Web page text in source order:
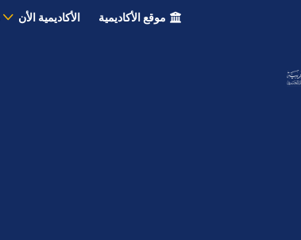
موقع الأكاديمية الأكاديمية الأن